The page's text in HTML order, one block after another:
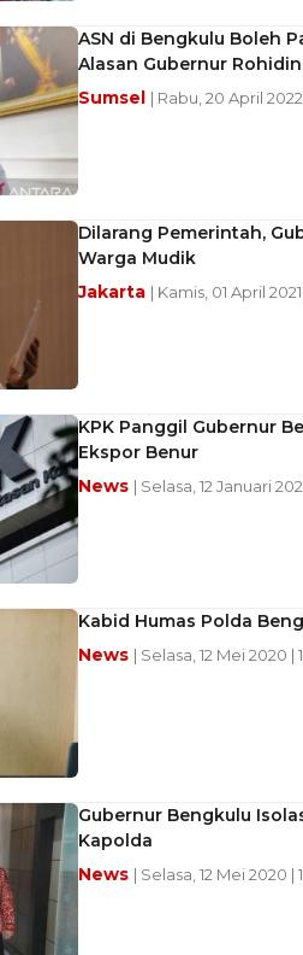
ASN di Bengkulu Boleh
Alasan Gubernur
Sumsel | Rabu, 20 April
Dilarang Pemerintah,
Warga Mudik
Jakarta | Kamis, 01 April 2021
KPK Panggil Gubernur
Ekspor Benur
News | Selasa, 12 Januari
Kabid Humas Polda
News | Selasa, 12 Mei 2020 |
Gubernur Bengkulu
Kapolda
News | Selasa, 12 Mei 2020 |